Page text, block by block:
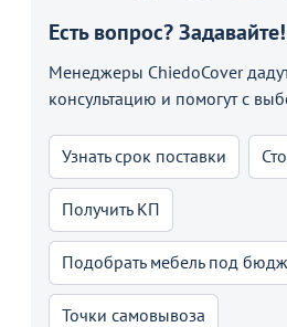
Есть вопрос? Задавайте!
Менеджеры ChiedoCover
консультацию и помогут с
Узнать срок поставки
Получить КП
Подобрать мебель под
Точки самовывоза